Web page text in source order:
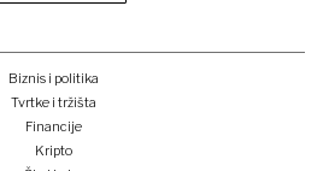
Biznis i politika
Tvrtke i tržišta
Financije
Kripto